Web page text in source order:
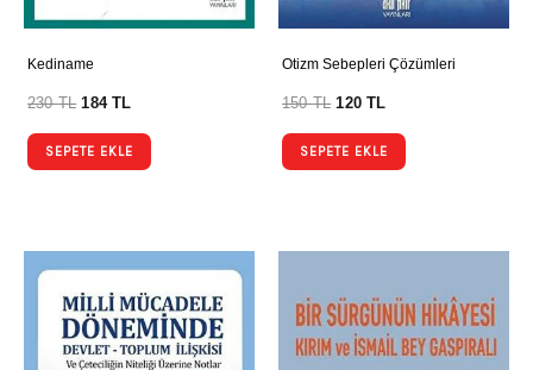
Kediname
230TL 184TL
SEPETE EKLE
Otizm Sebepleri Çözümleri
150TL 120TL
SEPETE EKLE